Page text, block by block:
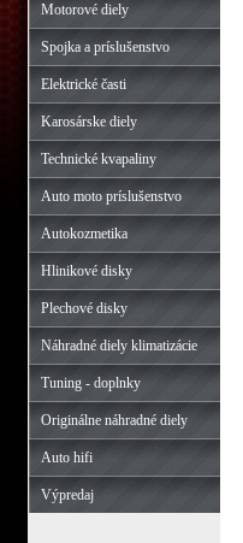
Motorové diely
Spojka a príslušenstvo
Elektrické časti
Karosárske diely
Technické kvapaliny
Auto moto príslušenstvo
Autokozmetika
Hlinikové disky
Plechové disky
Náhradné diely klimatizácie
Tuning - doplnky
Originálne náhradné diely
Auto hifi
Výpredaj